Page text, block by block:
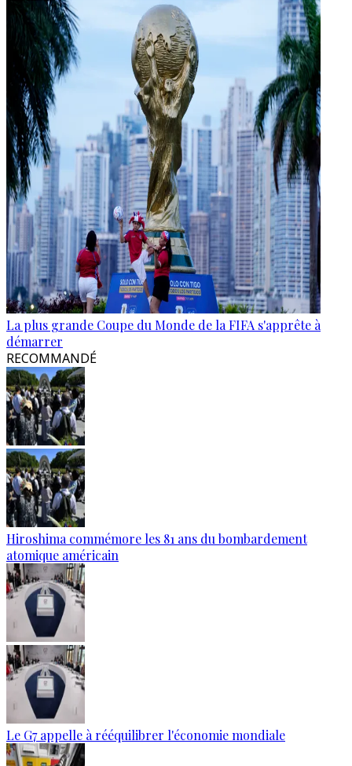
La plus grande Coupe du Monde de la FIFA s'apprête à
démarrer
RECOMMANDÉ
Hiroshima commémore les 81 ans du bombardement
atomique américain
Le G7 appelle à rééquilibrer l'économie mondiale